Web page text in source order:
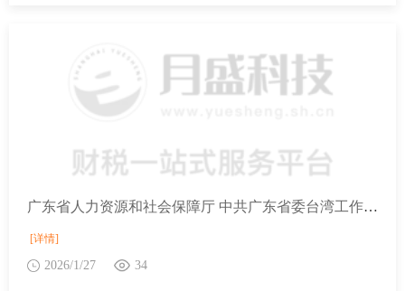
广东省人力资源和社会保障厅 中共广东省委台湾工作办公室 中共广东省委港澳工作办公室 广东省财政厅 国家税务总局广东省税务局关于印发《支持港澳青年在粤港澳大湾区就业创业的实施细则》的通知
[详情]
2026/1/27 34